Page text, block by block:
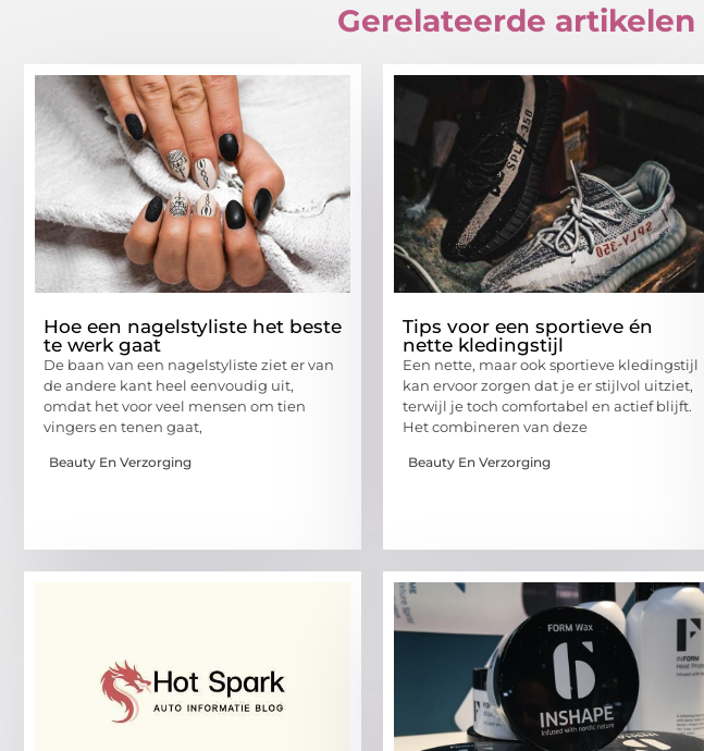
Gerelateerde artikelen
Hoe een nagelstyliste het beste
te werk gaat
De baan van een nagelstyliste ziet er van
de andere kant heel eenvoudig uit,
omdat het voor veel mensen om tien
vingers en tenen gaat,
Beauty En Verzorging
Tips voor een sportieve én
nette kledingstijl
Een nette, maar ook sportieve kledingstijl
kan ervoor zorgen dat je er stijlvol uitziet,
terwijl je toch comfortabel en actief blijft.
Het combineren van deze
Beauty En Verzorging